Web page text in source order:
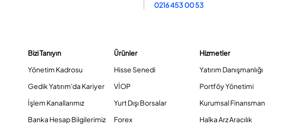
0216 453 00 53
Bizi Tanıyın
Yönetim Kadrosu
Gedik Yatırım'da Kariyer
İşlem Kanallarımız
Banka Hesap Bilgilerimiz
Ürünler
Hisse Senedi
VİOP
Yurt Dışı Borsalar
Forex
Hizmetler
Yatırım Danışmanlığı
Portföy Yönetimi
Kurumsal Finansman
Halka Arz Aracılık